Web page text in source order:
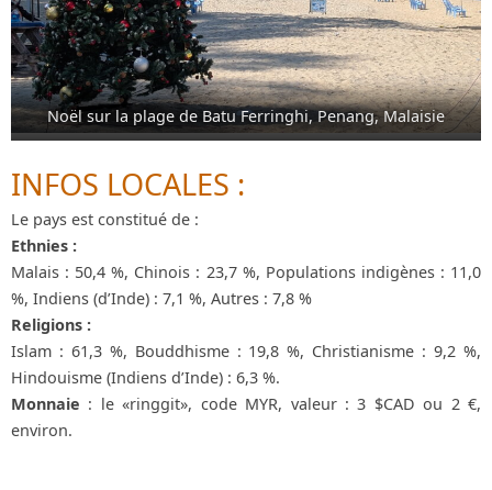
Noël sur la plage de Batu Ferringhi, Penang, Malaisie
INFOS LOCALES :
Le pays est constitué de :
Ethnies :
Malais : 50,4 %, Chinois : 23,7 %, Populations indigènes : 11,0
%, Indiens (d’Inde) : 7,1 %, Autres : 7,8 %
Religions :
Islam : 61,3 %, Bouddhisme : 19,8 %, Christianisme : 9,2 %,
Hindouisme (Indiens d’Inde) : 6,3 %.
Monnaie : le «ringgit», code MYR, valeur : 3 $CAD ou 2 €,
environ.